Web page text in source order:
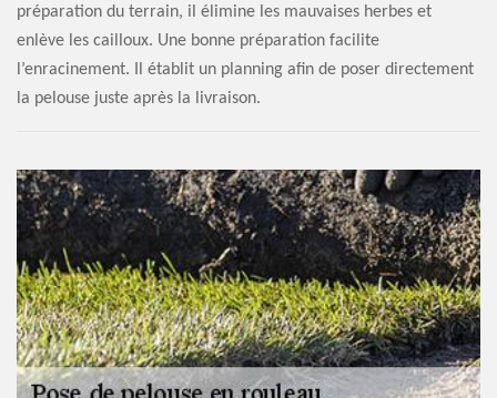
préparation du terrain, il élimine les mauvaises herbes et
enlève les cailloux. Une bonne préparation facilite
l’enracinement. Il établit un planning afin de poser directement
la pelouse juste après la livraison.